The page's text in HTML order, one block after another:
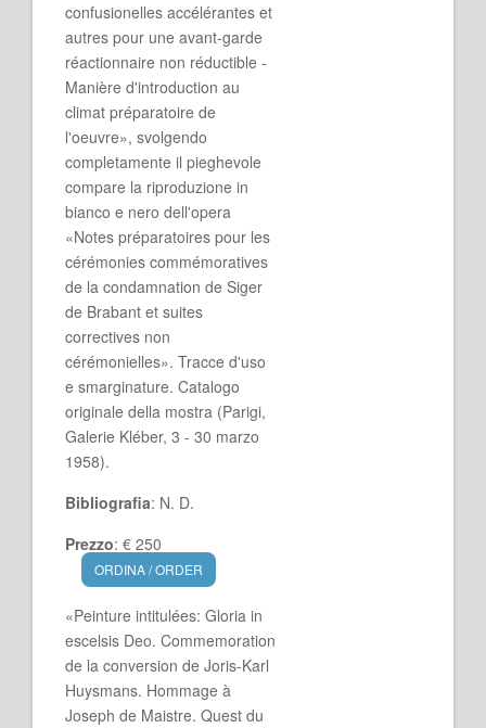
confusionelles accélérantes et
autres pour une avant-garde
réactionnaire non réductible -
Manière d'introduction au
climat préparatoire de
l'oeuvre», svolgendo
completamente il pieghevole
compare la riproduzione in
bianco e nero dell'opera
«Notes préparatoires pour les
cérémonies commémoratives
de la condamnation de Siger
de Brabant et suites
correctives non
cérémonielles». Tracce d'uso
e smarginature. Catalogo
originale della mostra (Parigi,
Galerie Kléber, 3 - 30 marzo
1958).
Bibliografia: N. D.
Prezzo: € 250
ORDINA / ORDER
«Peinture intitulées: Gloria in
escelsis Deo. Commemoration
de la conversion de Joris-Karl
Huysmans. Hommage à
Joseph de Maistre. Quest du